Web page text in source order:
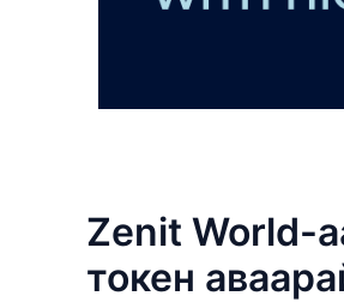
Zenit World-
токен